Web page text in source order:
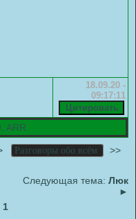
18.09.20 -
09:17:11
ARR.
Разговоры обо всём >>
Следующая тема: Люк
►
1